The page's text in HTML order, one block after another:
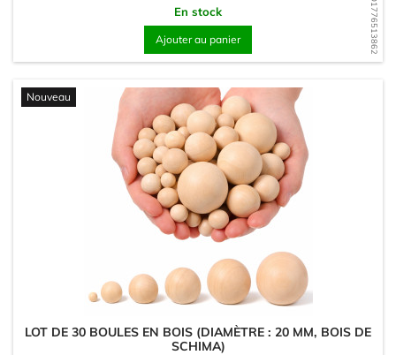
WD1776513862
En stock
Ajouter au panier
Nouveau
LOT DE 30 BOULES EN BOIS (DIAMÈTRE : 20 MM, BOIS DE
SCHIMA)